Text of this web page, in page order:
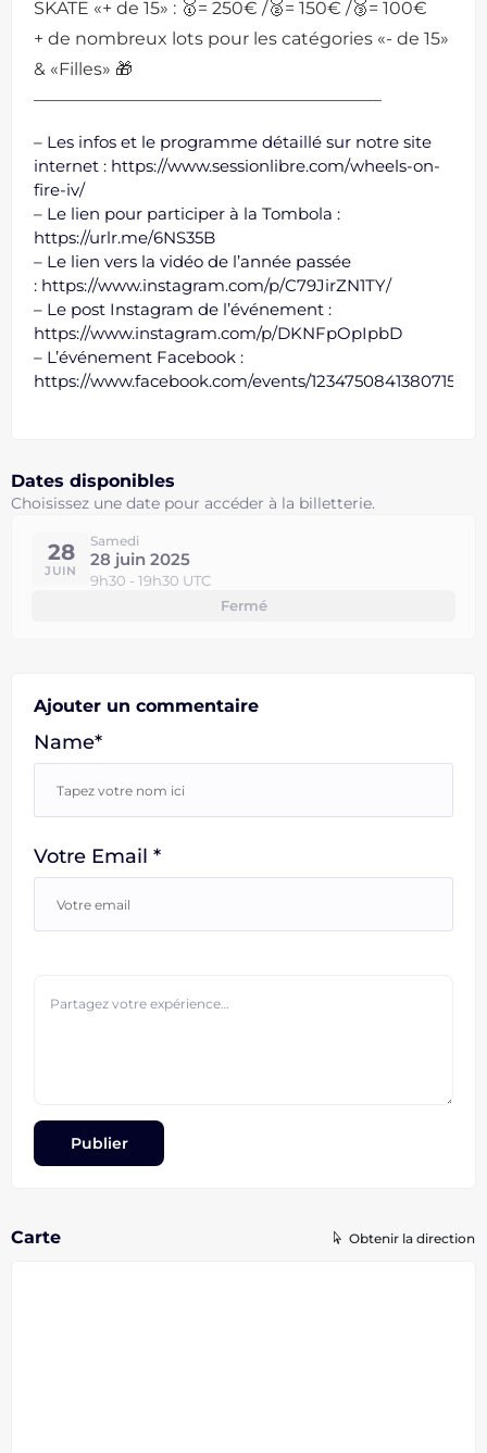
SKATE «+ de 15» : 🥇= 250€ /🥈= 150€ /🥉= 100€
+ de nombreux lots pour les catégories «- de 15»
& «Filles» 🎁
————————————————————
– Les infos et le programme détaillé sur notre site
internet : https://www.sessionlibre.com/wheels-on-
fire-iv/
– Le lien pour participer à la Tombola :
https://urlr.me/6NS35B
– Le lien vers la vidéo de l’année passée
: https://www.instagram.com/p/C79JirZN1TY/
– Le post Instagram de l’événement :
https://www.instagram.com/p/DKNFpOpIpbD
– L’événement Facebook :
https://www.facebook.com/events/1234750841380715/
Dates disponibles
Choisissez une date pour accéder à la billetterie.
28
JUIN
Samedi
28 juin 2025
9h30 - 19h30 UTC
Fermé
Ajouter un commentaire
Name*
Votre Email *
Carte Obtenir la direction